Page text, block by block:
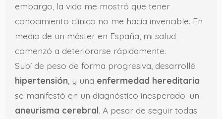
embargo, la vida me mostró que tener
conocimiento clínico no me hacía invencible. En
medio de un máster en España, mi salud
comenzó a deteriorarse rápidamente.
Subí de peso de forma progresiva, desarrollé
hipertensión , y una enfermedad hereditaria
se manifestó en un diagnóstico inesperado: un
aneurisma cerebral. A pesar de seguir todas